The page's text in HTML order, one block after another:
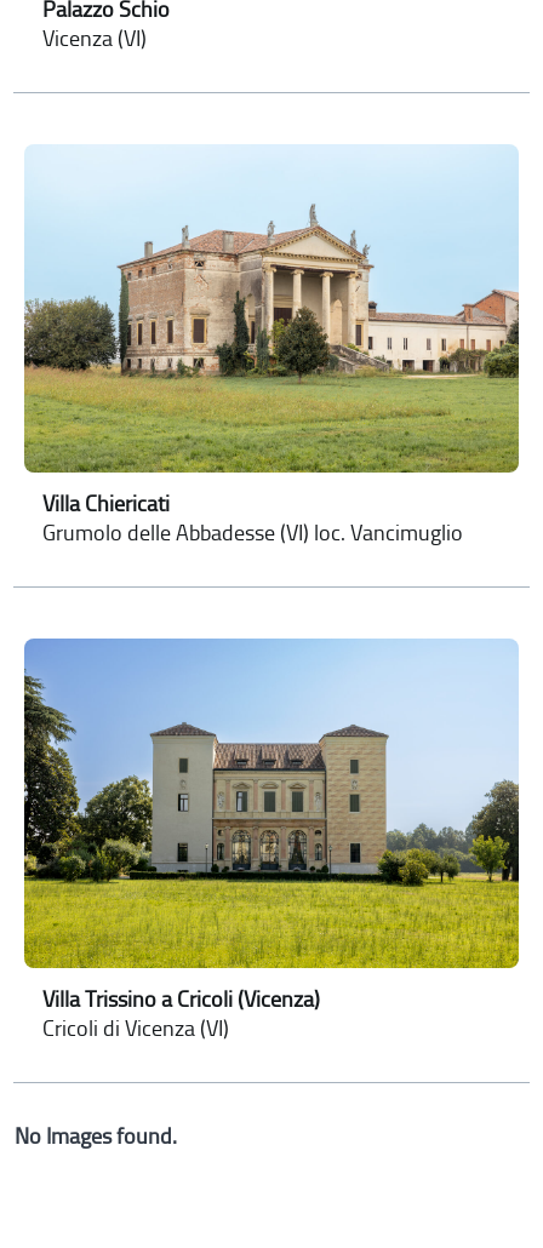
Palazzo Schio
Vicenza (VI)
Villa Chiericati
Grumolo delle Abbadesse (VI) loc. Vancimuglio
Villa Trissino a Cricoli (Vicenza)
Cricoli di Vicenza (VI)
No Images found.